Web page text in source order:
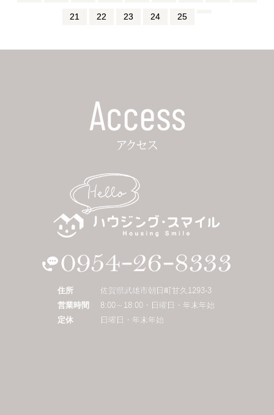
21 22 23 24 25
住所
佐賀県武雄市朝日町甘久1293-3
営業時間
8:00～18:00・日曜日・年末年始
定休
日曜日・年末年始